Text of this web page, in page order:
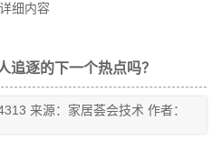
细内容
追逐的下一个热点吗？
来源：家居荟会技术 作者：